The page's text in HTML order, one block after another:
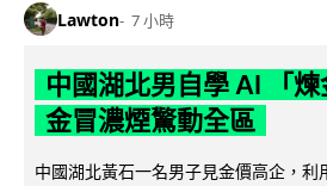
Lawton 7 小時
中國湖北男自學 AI 「
金冒濃煙驚動全區
中國湖北黃石一名男子見金價高企，